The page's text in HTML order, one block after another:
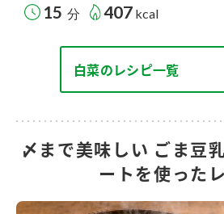
15 分 407 kcal
白菜のレシピ一覧
〆まで美味しい ごま豆
ートを使った